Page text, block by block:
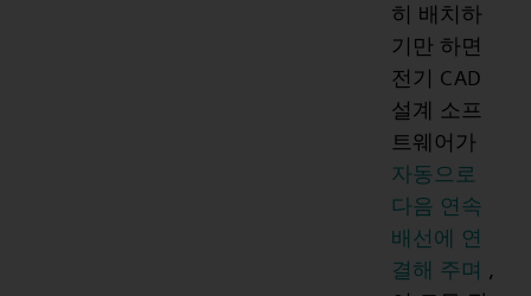
히 배치하
기만 하면
전기 CAD
설계 소프
트웨어가
자동으로
다음 연속
배선에 연
결해 주며 ,